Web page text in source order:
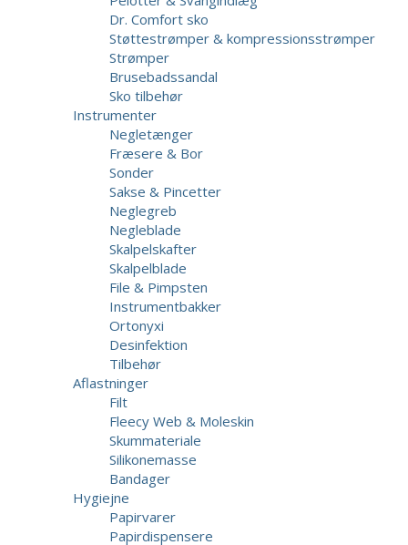
Dr. Comfort sko
Støttestrømper & kompressionsstrømper
Strømper
Brusebadssandal
Sko tilbehør
Instrumenter
Negletænger
Fræsere & Bor
Sonder
Sakse & Pincetter
Neglegreb
Negleblade
Skalpelskafter
Skalpelblade
File & Pimpsten
Instrumentbakker
Ortonyxi
Desinfektion
Tilbehør
Aflastninger
Filt
Fleecy Web & Moleskin
Skummateriale
Silikonemasse
Bandager
Hygiejne
Papirvarer
Papirdispensere